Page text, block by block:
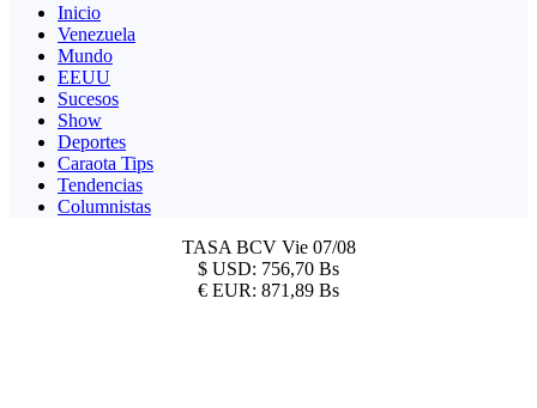
Inicio
Venezuela
Mundo
EEUU
Sucesos
Show
Deportes
Caraota Tips
Tendencias
Columnistas
TASA BCV Vie 07/08
$ USD: 756,70 Bs
€ EUR: 871,89 Bs